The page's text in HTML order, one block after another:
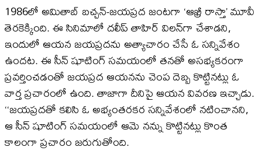
1986లో అమితాబ్‌ బచ్చన్‌-జయప్రద జంటగా ‘ఆఖ్రీ రాస్తా’ మూవీ
తెరకెక్కింది. ఈ సినిమాలో దలీప్‌ తాహిర్‌ విలన్‌గా చేశాడని,
ఇందులో ఆయన జ‍యప్రదను అత్యాచారం చేసే ఓ సన్నివేశం
ఉందట. ఈ సీన్‌ షూటింగ్‌ సమయంలో తనతో అసభ్యకరంగా
ప్రవర్తించడంతో జయప్రద ఆయనను చెంప దెబ్బ కొట్టినట్లు ఓ
వార్త ప్రచారంలో ఉంది. తాజాగా దీనిపై ఆయన వివరణ ఇచ్చాడు.
‘‘జయప్రదతో కలిసి ఓ అభ్యంతరకర సన్నివేశంలో నటించానని,
ఆ సీన్‌ షూటింగ్‌ సమయంలో ఆమె నన్ను కొట్టినట్లు కొంత
కాలంగా ప్రచారం జరుగుతోంది.